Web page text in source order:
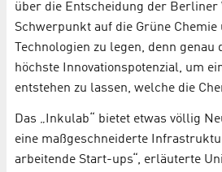
über die Entscheidung der Berliner
Schwerpunkt auf die Grüne Chemie
Technologien zu legen, denn
höchste Innovationspotenzial, um
entstehen zu lassen, welche die
Das „Inkulab“ bietet etwas völlig
eine maßgeschneiderte
arbeitende Start-ups“, erläuterte